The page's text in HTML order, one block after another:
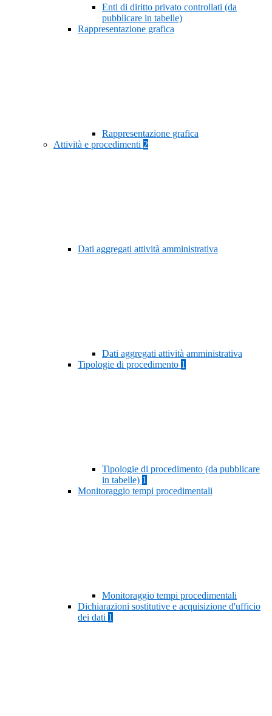
Enti di diritto privato controllati (da
pubblicare in tabelle)
Rappresentazione grafica
Rappresentazione grafica
Attività e procedimenti 2
Dati aggregati attività amministrativa
Dati aggregati attività amministrativa
Tipologie di procedimento 1
Tipologie di procedimento (da pubblicare
in tabelle) 1
Monitoraggio tempi procedimentali
Monitoraggio tempi procedimentali
Dichiarazioni sostitutive e acquisizione d'ufficio
dei dati 1